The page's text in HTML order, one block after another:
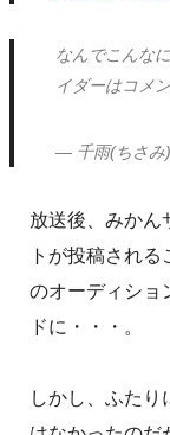
なんでこんな
イダーはコメ
— 千雨(ちさみ
放送後、みかん
トが投稿され
のオーディショ
ドに・・・。
しかし、ふたり